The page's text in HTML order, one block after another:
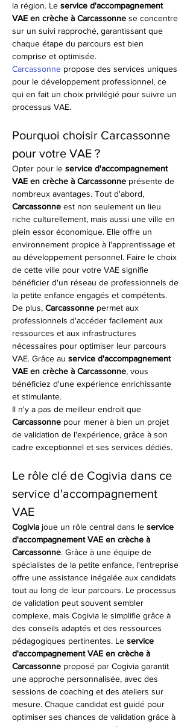
la région. Le service d'accompagnement
VAE en crèche à Carcassonne se concentre
sur un suivi rapproché, garantissant que
chaque étape du parcours est bien
comprise et optimisée.
Carcassonne propose des services uniques
pour le développement professionnel, ce
qui en fait un choix privilégié pour suivre un
processus VAE.
Pourquoi choisir Carcassonne
pour votre VAE ?
Opter pour le service d'accompagnement
VAE en crèche à Carcassonne présente de
nombreux avantages. Tout d'abord,
Carcassonne est non seulement un lieu
riche culturellement, mais aussi une ville en
plein essor économique. Elle offre un
environnement propice à l'apprentissage et
au développement personnel. Faire le choix
de cette ville pour votre VAE signifie
bénéficier d'un réseau de professionnels de
la petite enfance engagés et compétents.
De plus, Carcassonne permet aux
professionnels d'accéder facilement aux
ressources et aux infrastructures
nécessaires pour optimiser leur parcours
VAE. Grâce au service d'accompagnement
VAE en crèche à Carcassonne, vous
bénéficiez d'une expérience enrichissante
et stimulante.
Il n'y a pas de meilleur endroit que
Carcassonne pour mener à bien un projet
de validation de l'expérience, grâce à son
cadre exceptionnel et ses services dédiés.
Le rôle clé de Cogivia dans ce
service d'accompagnement
VAE
Cogivia joue un rôle central dans le service
d'accompagnement VAE en crèche à
Carcassonne. Grâce à une équipe de
spécialistes de la petite enfance, l'entreprise
offre une assistance inégalée aux candidats
tout au long de leur parcours. Le processus
de validation peut souvent sembler
complexe, mais Cogivia le simplifie grâce à
des conseils adaptés et des ressources
pédagogiques pertinentes. Le service
d'accompagnement VAE en crèche à
Carcassonne proposé par Cogivia garantit
une approche personnalisée, avec des
sessions de coaching et des ateliers sur
mesure. Chaque candidat est guidé pour
optimiser ses chances de validation grâce à